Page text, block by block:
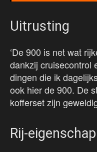
Uitrusting
‘De 900 is net wat
dankzij cruisecontrol
dingen die ik
ook hier de 900. De
kofferset zijn
Rij-